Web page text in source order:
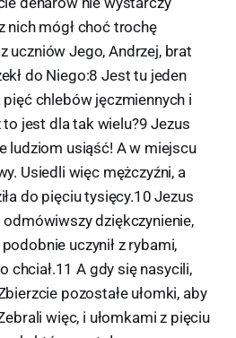
nich mógł choć trochę
uczniów Jego, Andrzej, brat
do Niego:8 Jest tu jeden
pięć chlebów jęczmiennych i
to jest dla tak wielu?9 Jezus
ludziom usiąść! A w miejscu
Usiedli więc mężczyźni, a
do pięciu tysięcy.10 Jezus
odmówiwszy dziękczynienie,
uczynił z rybami,
chciał.11 A gdy się nasycili,
pozostałe ułomki, aby
więc, i ułomkami z pięciu